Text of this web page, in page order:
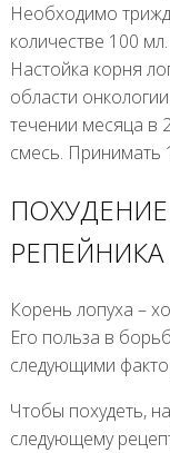
Необходимо
количестве 100 мл.
Настойка корня
области
течении месяца в
смесь. Принимать
РЕПЕЙНИКА
Корень лопуха –
Его польза в
следующими
Чтобы похудеть,
следующему